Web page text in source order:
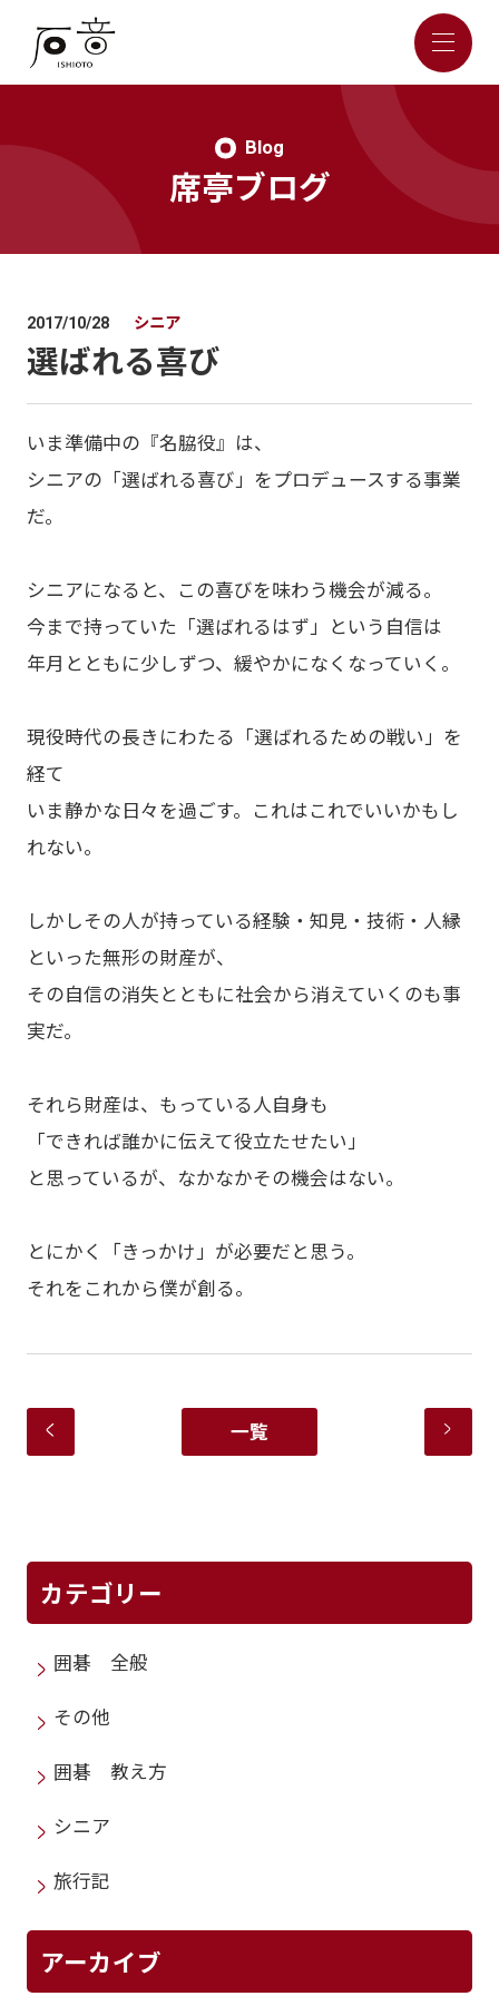
Blog
席亭ブログ
2017/10/28 シニア
選ばれる喜び
いま準備中の『名脇役』は、
シニアの「選ばれる喜び」をプロデュースする事業
だ。
シニアになると、この喜びを味わう機会が減る。
今まで持っていた「選ばれるはず」という自信は
年月とともに少しずつ、緩やかになくなっていく。
現役時代の長きにわたる「選ばれるための戦い」を
経て
いま静かな日々を過ごす。これはこれでいいかもし
れない。
しかしその人が持っている経験・知見・技術・人縁
といった無形の財産が、
その自信の消失とともに社会から消えていくのも事
実だ。
それら財産は、もっている人自身も
「できれば誰かに伝えて役立たせたい」
と思っているが、なかなかその機会はない。
とにかく「きっかけ」が必要だと思う。
それをこれから僕が創る。
一覧
カテゴリー
囲碁 全般
その他
囲碁 教え方
シニア
旅行記
アーカイブ